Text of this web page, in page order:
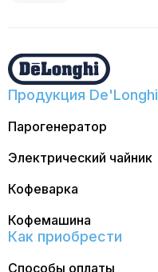
Продукция De'Longhi
Парогенератор
Электрический чайник
Кофеварка
Кофемашина
Как приобрести
Способы оплаты